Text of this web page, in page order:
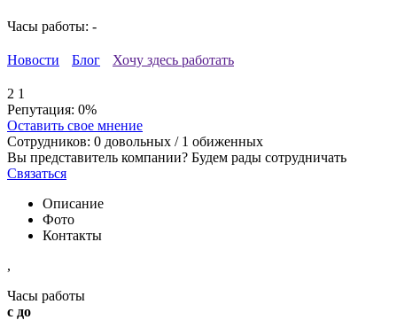
Часы работы: -
Новости Блог Хочу здесь работать
2 1
Репутация: 0%
Оставить свое мнение
Сотрудников: 0 довольных / 1 обиженных
Вы представитель компании? Будем рады сотрудничать
Связаться
Описание
Фото
Контакты
,
Часы работы
с до